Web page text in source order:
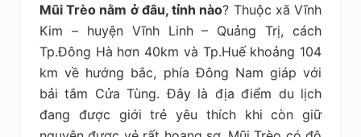
Mũi Trèo nằm ở đâu, tỉnh nào? Thuộc xã Vĩnh
Kim – huyện Vĩnh Linh – Quảng Trị, cách
Tp.Đông Hà hơn 40km và Tp.Huế khoảng 104
km về hướng bắc, phía Đông Nam giáp với
bải tắm Cửa Tùng. Đây là địa điểm du lịch
đang được giới trẻ yêu thích khi còn giữ